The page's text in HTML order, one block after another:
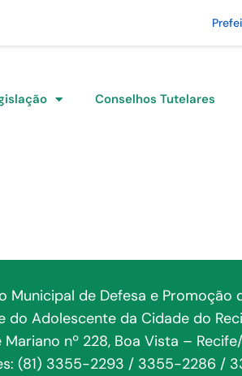
Conselhos Tutelares
Municipal de Defesa e Promoção
do Adolescente da Cidade do
Mariano nº 228, Boa Vista –
(81) 3355-2293 / 3355-2286 /